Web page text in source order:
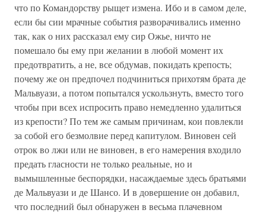
что по Командорству рыщет измена. Ибо и в самом деле,
если бы сии мрачные события разворачивались именно
так, как о них рассказал ему сир Ожье, ничто не
помешало бы ему при желании в любой момент их
предотвратить, а не, все обдумав, покидать крепость;
почему же он предпочел подчиниться прихотям брата де
Мальвуази, а потом попытался ускользнуть, вместо того
чтобы при всех испросить право немедленно удалиться
из крепости? По тем же самым причинам, кои повлекли
за собой его безмолвие перед капитулом. Виновен сей
отрок во лжи или не виновен, в его намерения входило
предать гласности не только реальные, но и
вымышленные беспорядки, насаждаемые здесь братьями
де Мальвуази и де Шансо. И в довершение он добавил,
что последний был обнаружен в весьма плачевном